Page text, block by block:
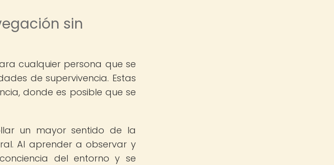
sin
cualquier persona que se
de supervivencia. Estas
donde es posible que se
un mayor sentido de la
Al aprender a observar y
del entorno y se